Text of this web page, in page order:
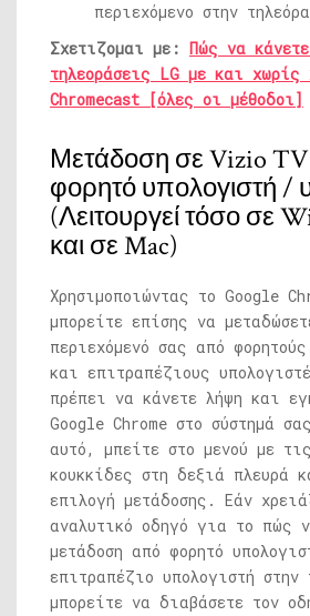
περιεχόμενο στην
Σχετιζομαι με: Πώς να
τηλεοράσεις LG με και χωρίς
Chromecast [όλες οι μέθοδοι]
Μετάδοση σε Vizio
φορητό υπολογιστή /
(Λειτουργεί τόσο σε
και σε Mac)
Χρησιμοποιώντας το Google
μπορείτε επίσης να
περιεχόμενό σας από
και επιτραπέζιους
πρέπει να κάνετε λήψη και
Google Chrome στο σύστημά
αυτό, μπείτε στο μενού με
κουκκίδες στη δεξιά πλευρά
επιλογή μετάδοσης. Εάν
αναλυτικό οδηγό για το πώς
μετάδοση από φορητό
επιτραπέζιο υπολογιστή στην
μπορείτε να διαβάσετε τον